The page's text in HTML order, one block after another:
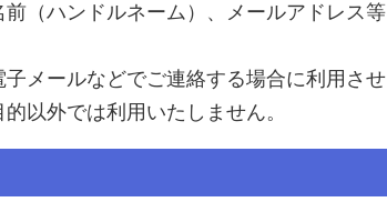
（ハンドルネーム）、メールアドレス等
メールなどでご連絡する場合に利用させ
以外では利用いたしません。